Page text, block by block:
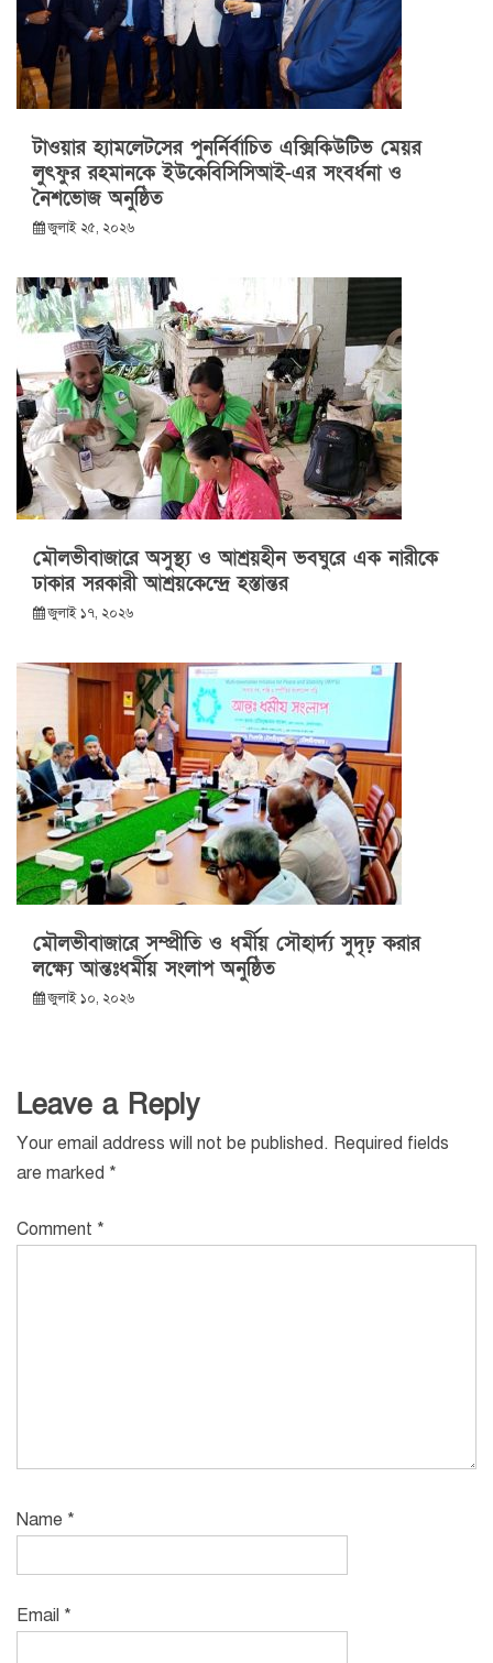
টাওয়ার হ্যামলেটসের পুনর্নির্বাচিত এক্সিকিউটিভ মেয়র
লুৎফুর রহমানকে ইউকেবিসিসিআই-এর সংবর্ধনা ও
নৈশভোজ অনুষ্ঠিত
জুলাই ২৫, ২০২৬
মৌলভীবাজারে অসুস্থ্য ও আশ্রয়হীন ভবঘুরে এক নারীকে
ঢাকার সরকারী আশ্রয়কেন্দ্রে হস্তান্তর
জুলাই ১৭, ২০২৬
মৌলভীবাজারে সম্প্রীতি ও ধর্মীয় সৌহার্দ্য সুদৃঢ় করার
লক্ষ্যে আন্তঃধর্মীয় সংলাপ অনুষ্ঠিত
জুলাই ১০, ২০২৬
Leave a Reply
Your email address will not be published. Required fields
are marked *
Comment *
Name *
Email *